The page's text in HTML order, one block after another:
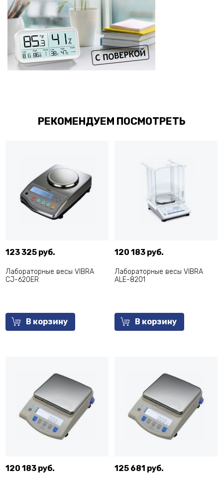
РЕКОМЕНДУЕМ ПОСМОТРЕТЬ
123 325 руб.
Лабораторные весы VIBRA
CJ-620ER
В корзину
120 183 руб.
Лабораторные весы VIBRA
ALE-8201
В корзину
120 183 руб. 125 681 руб.